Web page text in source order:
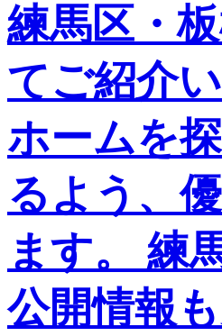
練馬区・
てご紹介
ホームを
るよう、
ます。 練
公開情報